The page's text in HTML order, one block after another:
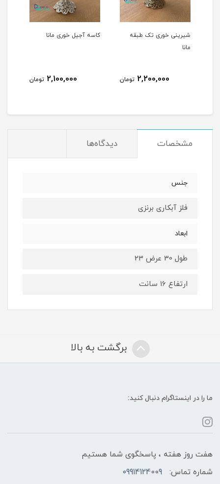
کاسه آجیل خوری مانا
2,100,000 تومان
میوه خوری مانا
2,300,000 تومان
مشخصات دیدگاه‌ها
جنس
فلز آبکاری برنزی
ابعاد
طول 30 عرض 23
ارتفاع 16 سانت
برگشت به بالا
ما را در اینستاگرام دنبال کنید:
هفت روز هفته ، پاسخگوی شما هستیم
شماره تماس:
09914124009